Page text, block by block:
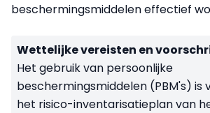
beschermingsmiddelen effectief
Wettelijke vereisten en
Het gebruik van persoonlijke
beschermingsmiddelen (PBM's) is
het risico-inventarisatieplan van